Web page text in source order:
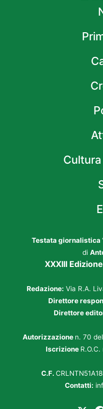
Testata giornalistica
di
XXXIII Edizione
Redazione: Via R.A.
Direttore
Direttore
Autorizzazione n. 70
Iscrizione
C.F.
Contatti: